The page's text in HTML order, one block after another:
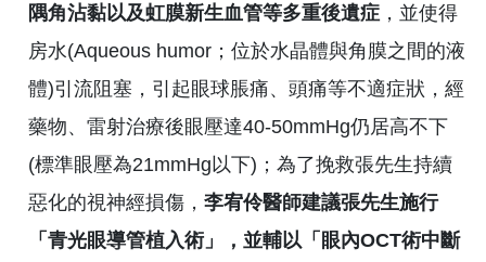
隅角沾黏以及虹膜新生血管等多重後遺症 ，並使得
房水(Aqueous humor；位於水晶體與角膜之間的液
體)引流阻塞，引起眼球脹痛、頭痛等不適症狀，經
藥物、雷射治療後眼壓達40-50mmHg仍居高不下
(標準眼壓為21mmHg以下)；為了挽救張先生持續
惡化的視神經損傷， 李宥伶醫師建議張先生施行
「青光眼導管植入術」，並輔以「眼內OCT術中斷